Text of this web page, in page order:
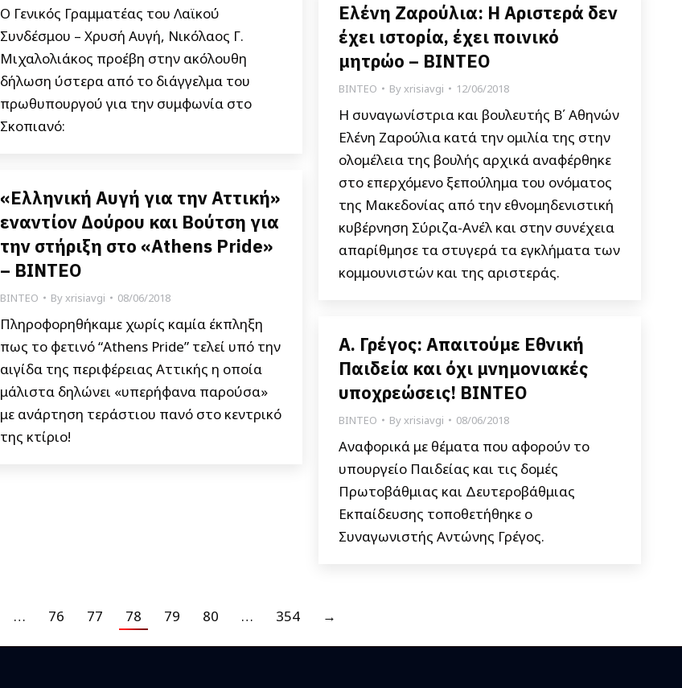
Ο Γενικός Γραμματέας του Λαϊκού
Συνδέσμου – Χρυσή Αυγή, Νικόλαος Γ.
Μιχαλολιάκος προέβη στην ακόλουθη
δήλωση ύστερα από το διάγγελμα του
πρωθυπουργού για την συμφωνία στο
Σκοπιανό:
Ελένη Ζαρούλια: Η Αριστερά δεν
έχει ιστορία, έχει ποινικό
μητρώο – ΒΙΝΤΕΟ
ΒΙΝΤΕΟ Byxrisiavgi 12/06/2018
Η συναγωνίστρια και βουλευτής Β΄ Αθηνών
Ελένη Ζαρούλια κατά την ομιλία της στην
ολομέλεια της βουλής αρχικά αναφέρθηκε
στο επερχόμενο ξεπούλημα του ονόματος
της Μακεδονίας από την εθνομηδενιστική
κυβέρνηση Σύριζα-Ανέλ και στην συνέχεια
απαρίθμησε τα στυγερά τα εγκλήματα των
κομμουνιστών και της αριστεράς.
«Ελληνική Αυγή για την Αττική»
εναντίον Δούρου και Βούτση για
την στήριξη στο «Athens Pride»
– ΒΙΝΤΕΟ
ΒΙΝΤΕΟ Byxrisiavgi 08/06/2018
Πληροφορηθήκαμε χωρίς καμία έκπληξη
πως το φετινό “Athens Pride” τελεί υπό την
αιγίδα της περιφέρειας Αττικής η οποία
μάλιστα δηλώνει «υπερήφανα παρούσα»
με ανάρτηση τεράστιου πανό στο κεντρικό
της κτίριο!
Α. Γρέγος: Απαιτούμε Εθνική
Παιδεία και όχι μνημονιακές
υποχρεώσεις! ΒΙΝΤΕΟ
ΒΙΝΤΕΟ Byxrisiavgi 08/06/2018
Αναφορικά με θέματα που αφορούν το
υπουργείο Παιδείας και τις δομές
Πρωτοβάθμιας και Δευτεροβάθμιας
Εκπαίδευσης τοποθετήθηκε ο
Συναγωνιστής Αντώνης Γρέγος.
… 76 77 78 79 80 … 354 →